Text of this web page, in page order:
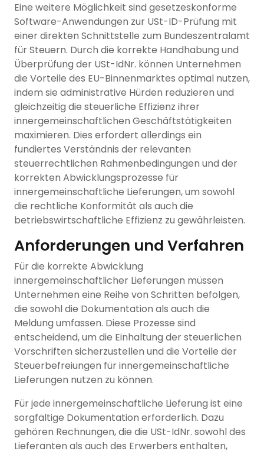
Eine weitere Möglichkeit sind gesetzeskonforme
Software-Anwendungen zur USt-ID-Prüfung mit
einer direkten Schnittstelle zum Bundeszentralamt
für Steuern. Durch die korrekte Handhabung und
Überprüfung der USt-IdNr. können Unternehmen
die Vorteile des EU-Binnenmarktes optimal nutzen,
indem sie administrative Hürden reduzieren und
gleichzeitig die steuerliche Effizienz ihrer
innergemeinschaftlichen Geschäftstätigkeiten
maximieren. Dies erfordert allerdings ein
fundiertes Verständnis der relevanten
steuerrechtlichen Rahmenbedingungen und der
korrekten Abwicklungsprozesse für
innergemeinschaftliche Lieferungen, um sowohl
die rechtliche Konformität als auch die
betriebswirtschaftliche Effizienz zu gewährleisten.
Anforderungen und Verfahren
Für die korrekte Abwicklung
innergemeinschaftlicher Lieferungen müssen
Unternehmen eine Reihe von Schritten befolgen,
die sowohl die Dokumentation als auch die
Meldung umfassen. Diese Prozesse sind
entscheidend, um die Einhaltung der steuerlichen
Vorschriften sicherzustellen und die Vorteile der
Steuerbefreiungen für innergemeinschaftliche
Lieferungen nutzen zu können.
Für jede innergemeinschaftliche Lieferung ist eine
sorgfältige Dokumentation erforderlich. Dazu
gehören Rechnungen, die die USt-IdNr. sowohl des
Lieferanten als auch des Erwerbers enthalten,